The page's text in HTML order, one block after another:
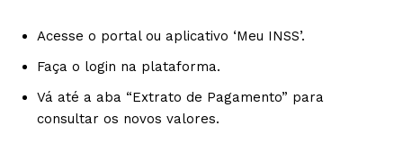
Acesse o portal ou aplicativo ‘Meu INSS’.
Faça o login na plataforma.
Vá até a aba “Extrato de Pagamento” para
consultar os novos valores.